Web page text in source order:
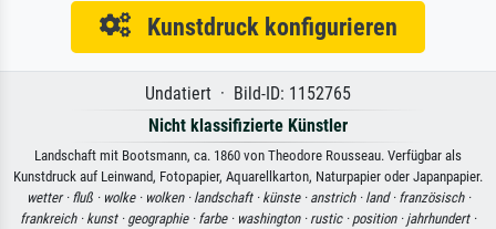
Kunstdruck konfigurieren
Undatiert · Bild-ID: 1152765
Nicht klassifizierte Künstler
Landschaft mit Bootsmann, ca. 1860 von Theodore Rousseau. Verfügbar als
Kunstdruck auf Leinwand, Fotopapier, Aquarellkarton, Naturpapier oder Japanpapier.
wetter · fluß · wolke · wolken · landschaft · künste · anstrich · land · französisch ·
frankreich · kunst · geographie · farbe · washington · rustic · position · jahrhundert ·